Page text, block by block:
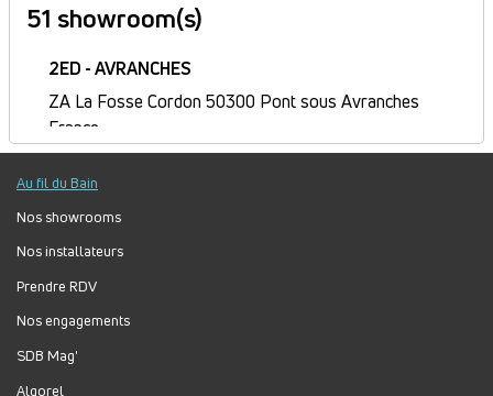
51 showroom(s)
2ED - AVRANCHES
ZA La Fosse Cordon 50300 Pont sous Avranches
France
Itinéraire
Fermé
Jour
Plage
horaire
Lundi :
Mardi :
Jeudi :
Vendredi : 8h-12h, 14h-17h
Samedi :
Au fil du Bain
Nos showrooms
Nos installateurs
Prendre RDV
Nos engagements
SDB Mag'
Algorel